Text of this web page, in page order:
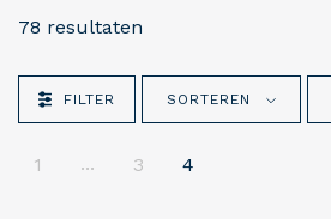
78 resultaten
FILTER SORTEREN
1 ... 3 4